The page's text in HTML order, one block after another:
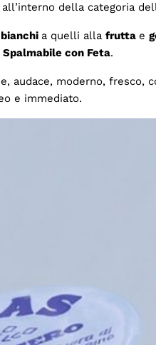
della categoria
a quelli alla frutta e
Spalmabile con Feta.
audace, moderno,
e immediato.